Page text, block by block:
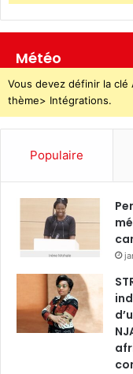
Météo
Vous devez définir la clé
thème> Intégrations.
Populaire